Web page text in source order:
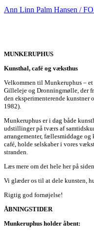
Ann Linn Palm Hansen /
MUNKERUPHUS
Kunsthal, café og væksthus
Velkommen til Munkeruphus –
Gilleleje og Dronningmølle, der
den eksperimenterende kunstner
1982).
Munkeruphus er i dag både
udstillinger på tværs af
arrangementer, fællesmiddage
café, holde selskaber i vores
stranden.
Læs mere om det hele her på
Vi glæder os til at dele kunsten,
Rigtig god fornøjelse!
ÅBNINGSTIDER
Munkeruphus holder åbent: